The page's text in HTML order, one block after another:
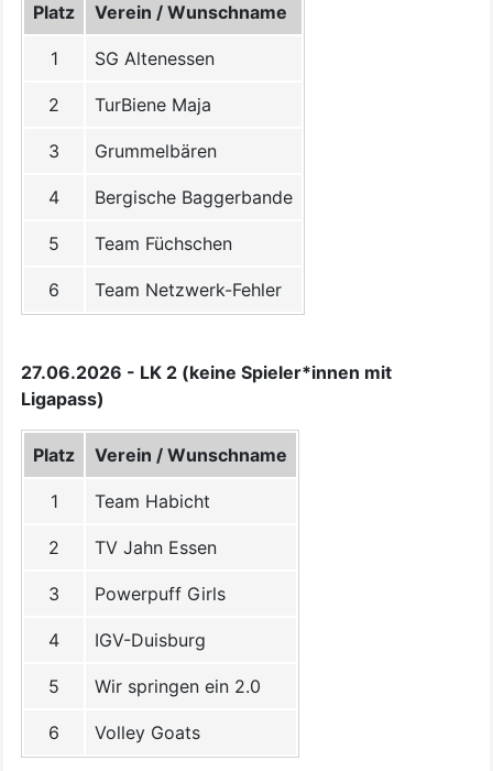
Platz Verein / Wunschname
1 SG Altenessen
2 TurBiene Maja
3 Grummelbären
4 Bergische Baggerbande
5 Team Füchschen
6 Team Netzwerk-Fehler
27.06.2026 - LK 2 (keine Spieler*innen mit
Ligapass)
Platz Verein / Wunschname
1 Team Habicht
2 TV Jahn Essen
3 Powerpuff Girls
4 IGV-Duisburg
5 Wir springen ein 2.0
6 Volley Goats